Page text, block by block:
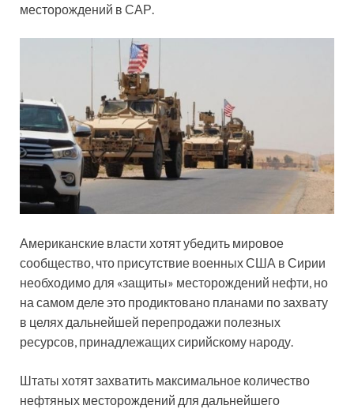
месторождений в САР.
Американские власти хотят убедить мировое
сообщество, что присутствие военных США в Сирии
необходимо для «защиты» месторождений нефти, но
на самом деле это продиктовано планами по захвату
в целях дальнейшей перепродажи полезных
ресурсов, принадлежащих сирийскому народу.
Штаты хотят захватить максимальное количество
нефтяных месторождений для дальнейшего